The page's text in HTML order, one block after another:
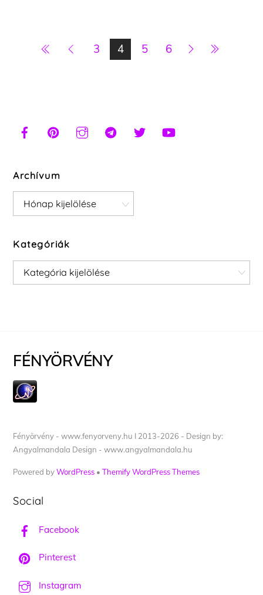
3 4 5 6
Archívum
Archívum
Kategóriák
Kategóriák
FÉNYÖRVÉNY
Fényörvény - www.fenyorveny.hu I 2013-2026 - Design by:
Angyalmandala Design - www.angyalmandala.hu
Powered byWordPress •Themify WordPress Themes
Social
Facebook
Pinterest
Instagram